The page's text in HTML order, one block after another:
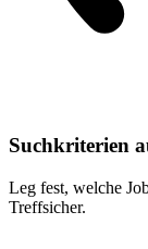
Suchkriterien
Leg fest, welche
Treffsicher.